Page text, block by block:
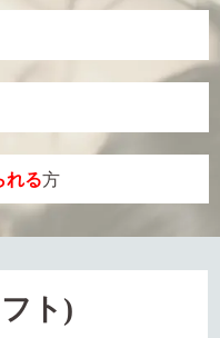
れる方
ト)